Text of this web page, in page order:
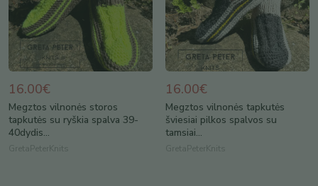
16.00€
Megztos vilnonės storos
tapkutės su ryškia spalva 39-
40dydis...
GretaPeterKnits
16.00€
Megztos vilnonės tapkutės
šviesiai pilkos spalvos su
tamsiai...
GretaPeterKnits